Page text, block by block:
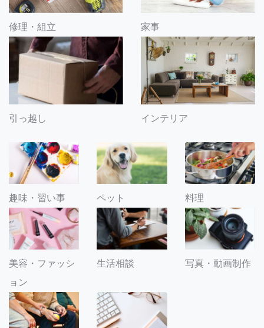
修理・組立 家事
引っ越し インテリア
趣味・習い事 ペット 料理
美容・ファッシ
ョン
生活相談 写真・動画制作